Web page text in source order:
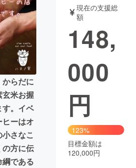
音楽
・ガジェット ゲーム・サ
業
地域活性化
Good
CAMPFIRE Creation
さと納税machi-ya コミュニティ
らだに
米お握
す。イベ
ーはオ
さなこ
の方に伝
である
現在の支援総
額
148,
000
円
123%
目標金額は
120,000円